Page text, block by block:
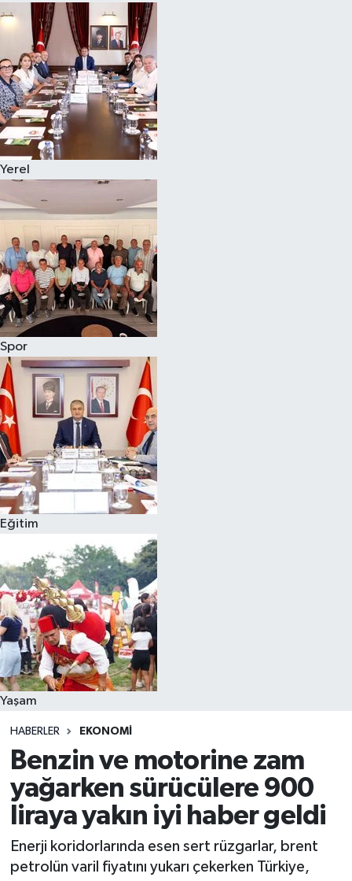
Yerel
Spor
Eğitim
Yaşam
HABERLER EKONOMI
Benzin ve motorine zam
yağarken sürücülere 900
liraya yakın iyi haber geldi
Enerji koridorlarında esen sert rüzgarlar, brent
petrolün varil fiyatını yukarı çekerken Türkiye,